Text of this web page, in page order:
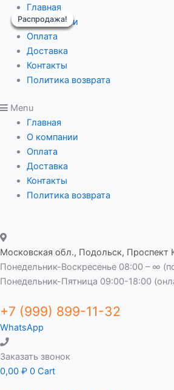
Перейти
содержимому
Главная
О компании
Оплата
Доставка
Контакты
Политика возврата
Menu
Главная
О компании
Оплата
Доставка
Контакты
Политика возврата
Московская обл., Подольск,
Понедельник-Воскресенье 08:00 – ∞
Понедельник-Пятница 09:00-18:00
+7 (999) 899-11-32
WhatsApp
Заказать звонок
0,00 ₽ 0 Cart
Распродажа!
Редуктор
червячный
IRWD
025
i-
60
вх/
вых
9/11
фланец
B
14
80мм
quantity
Распродажа!
Распродажа!
Распродажа!
Распродажа!